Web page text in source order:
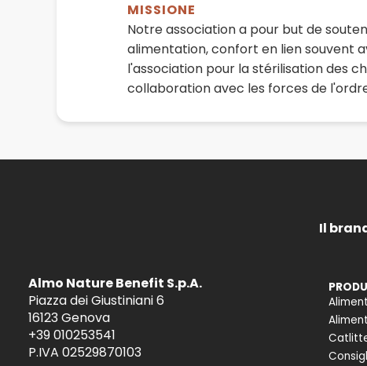
MISSIONE
Notre association a pour but de
alimentation, confort en lien souvent
l'association pour la stérilisation des
collaboration avec les forces de
Il
Almo Nature Benefit S.p.A.
Piazza dei Giustiniani 6
16123 Genova
+39 010253541
P.IVA 02529870103